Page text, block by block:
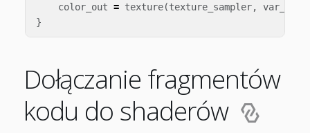
color_out = texture(texture_sampler,
}
Dołączanie fragmentów
kodu do shaderów